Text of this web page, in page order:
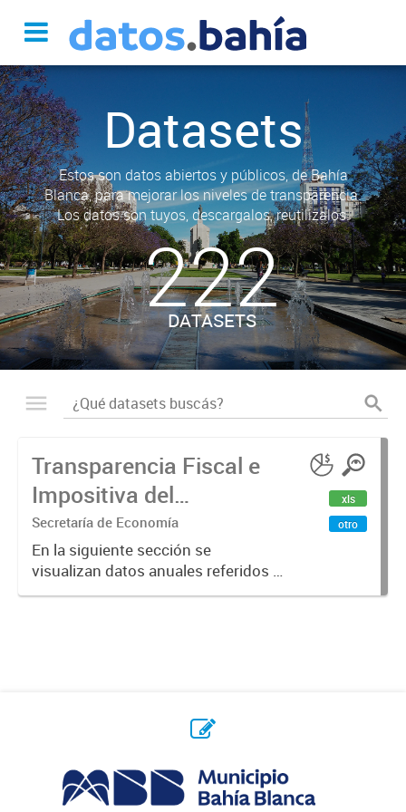
Datasets
Estos son datos abiertos y públicos, de Bahía
Blanca, para mejorar los niveles de transparencia.
Los datos son tuyos, descargalos, reutilizalos.
222
DATASETS
Transparencia Fiscal e
Impositiva del
Municipio. Año 2023
Secretaría de Economía
En la siguiente sección se
visualizan datos anuales referidos a
la transparencia fiscal e impositiva
xls
otro